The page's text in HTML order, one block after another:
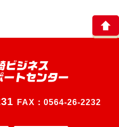
FAX：0564-26-2232